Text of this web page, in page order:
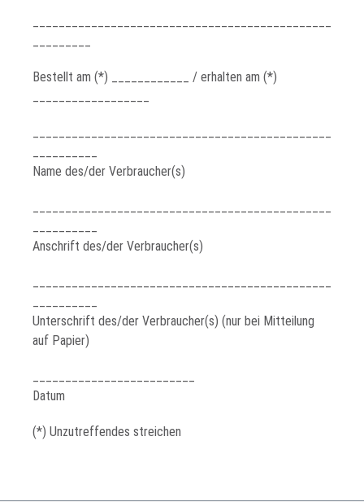
Bestellt am (*) ____________ / erhalten am (*)
Name des/der Verbraucher(s)
Anschrift des/der Verbraucher(s)
Unterschrift des/der Verbraucher(s) (nur bei Mitteilung
auf Papier)
Datum
(*) Unzutreffendes streichen